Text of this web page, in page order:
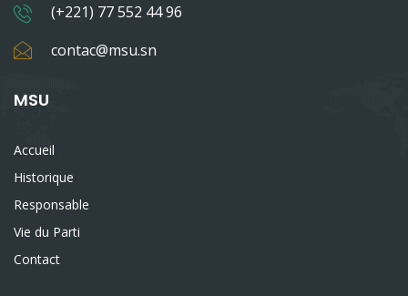
(+221) 77 552 44 96
contac@msu.sn
MSU
Accueil
Historique
Responsable
Vie du Parti
Contact